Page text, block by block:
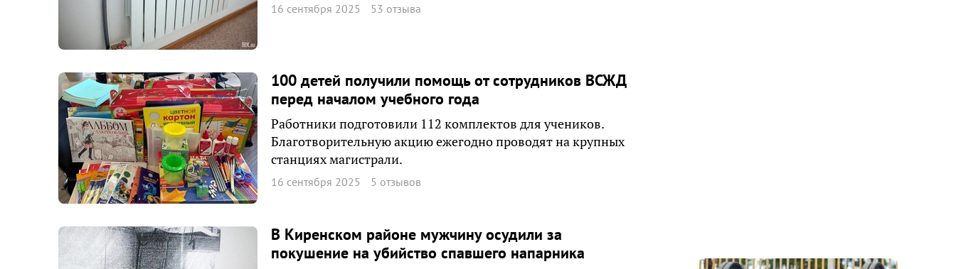
16 сентября 2025 53 отзыва
100 детей получили помощь от сотрудников ВСЖД
перед началом учебного года
Работники подготовили 112 комплектов для учеников.
Благотворительную акцию ежегодно проводят на крупных
станциях магистрали.
16 сентября 2025 5 отзывов
В Киренском районе мужчину осудили за
покушение на убийство спавшего напарника